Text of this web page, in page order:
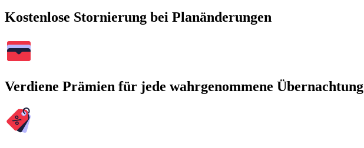
Kostenlose Stornierung bei Planänderungen
Verdiene Prämien für jede wahrgenommene Übernachtung